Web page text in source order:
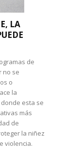
LA
de
no se
o
la
esta se
más
de
la niñez
violencia.